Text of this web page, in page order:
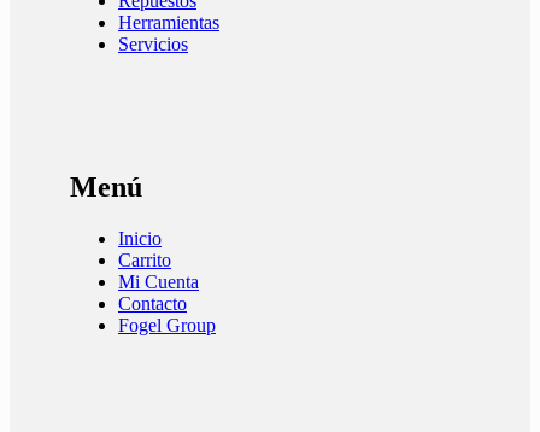
Herramientas
Servicios
Menú
Inicio
Carrito
Mi Cuenta
Contacto
Fogel Group